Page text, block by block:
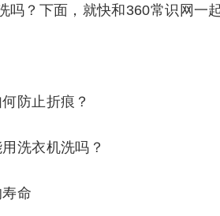
吗？下面，就快和360常识网一
防止折痕？
洗衣机洗吗？
命